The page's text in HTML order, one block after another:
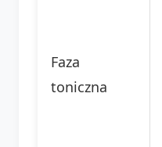
Faza
toniczna